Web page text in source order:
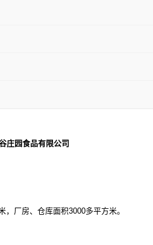
庄园食品有限公司
，厂房、仓库面积3000多平方米。